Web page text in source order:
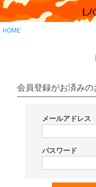
HOME
会員登録がお済みの
メールアドレス
パスワード